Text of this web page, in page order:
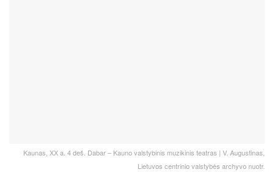
Kaunas, XX a. 4 deš. Dabar – Kauno valstybinis muzikinis teatras | V. Augustinas,
Lietuvos centrinio valstybės archyvo nuotr.